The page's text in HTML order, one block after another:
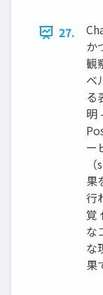
27.
か
観
ベ
る
明
ー
果
行
覚
な
な
果